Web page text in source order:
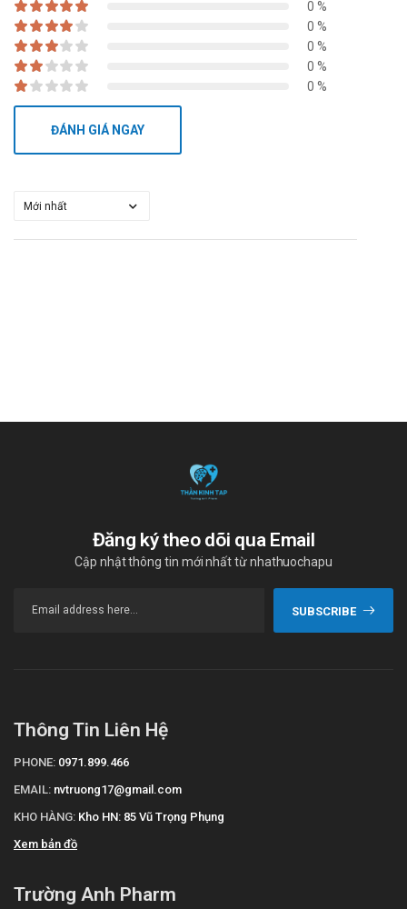
0 %
0 %
0 %
0 %
0 %
ĐÁNH GIÁ NGAY
Đăng ký theo dõi qua Email
Cập nhật thông tin mới nhất từ nhathuochapu
SUBSCRIBE
Thông Tin Liên Hệ
PHONE: 0971.899.466
EMAIL: nvtruong17@gmail.com
KHO HÀNG: Kho HN: 85 Vũ Trọng Phụng
Xem bản đồ
Trường Anh Pharm